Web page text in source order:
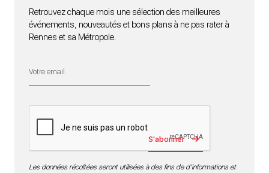
Retrouvez chaque mois une sélection des meilleures
événements, nouveautés et bons plans à ne pas rater à
Rennes et sa Métropole.
S'abonner
Les données récoltées seront utilisées à des fins de d’informations et